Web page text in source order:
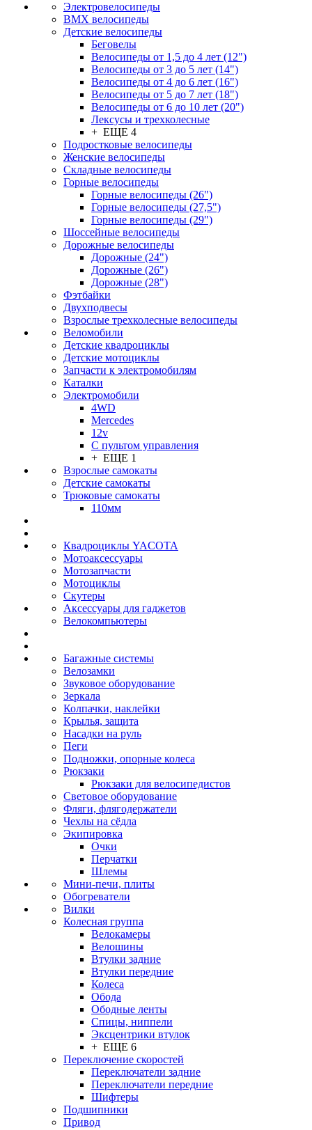
Электровелосипеды
BMX велосипеды
Детские велосипеды
Беговелы
Велосипеды от 1,5 до 4 лет (12")
Велосипеды от 3 до 5 лет (14")
Велосипеды от 4 до 6 лет (16")
Велосипеды от 5 до 7 лет (18")
Велосипеды от 6 до 10 лет (20")
Лексусы и трехколесные
+ ЕЩЕ 4
Подростковые велосипеды
Женские велосипеды
Складные велосипеды
Горные велосипеды
Горные велосипеды (26")
Горные велосипеды (27,5")
Горные велосипеды (29")
Шоссейные велосипеды
Дорожные велосипеды
Дорожные (24")
Дорожные (26")
Дорожные (28")
Фэтбайки
Двухподвесы
Взрослые трехколесные велосипеды
Веломобили
Детские квадроциклы
Детские мотоциклы
Запчасти к электромобилям
Каталки
Электромобили
4WD
Mercedes
12v
С пультом управления
+ ЕЩЕ 1
Взрослые самокаты
Детские самокаты
Трюковые самокаты
110мм
Квадроциклы YACOTA
Мотоаксессуары
Мотозапчасти
Мотоциклы
Скутеры
Аксессуары для гаджетов
Велокомпьютеры
Багажные системы
Велозамки
Звуковое оборудование
Зеркала
Колпачки, наклейки
Крылья, защита
Насадки на руль
Пеги
Подножки, опорные колеса
Рюкзаки
Рюкзаки для велосипедистов
Световое оборудование
Фляги, флягодержатели
Чехлы на сёдла
Экипировка
Очки
Перчатки
Шлемы
Мини-печи, плиты
Обогреватели
Вилки
Колесная группа
Велокамеры
Велошины
Втулки задние
Втулки передние
Колеса
Обода
Ободные ленты
Спицы, ниппели
Эксцентрики втулок
+ ЕЩЕ 6
Переключение скоростей
Переключатели задние
Переключатели передние
Шифтеры
Подшипники
Привод